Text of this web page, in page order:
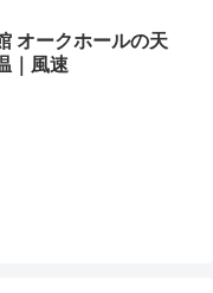
オークホールの天
｜風速